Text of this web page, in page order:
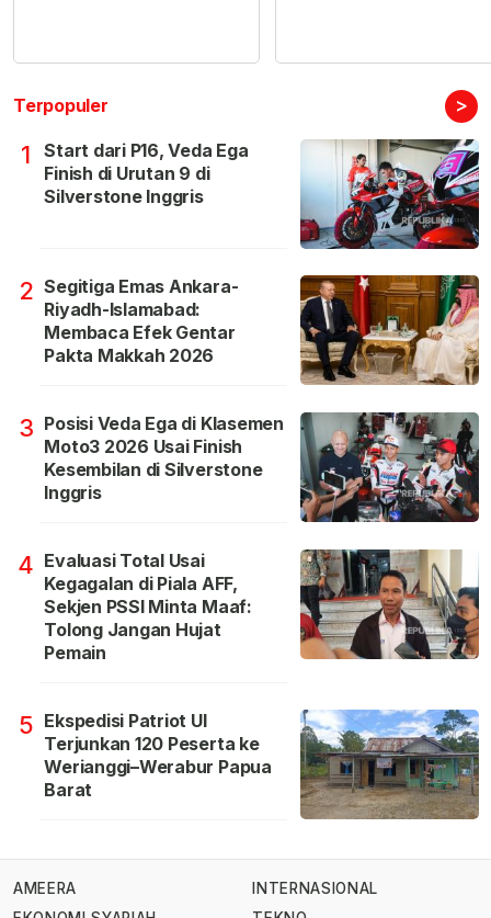
Terpopuler >
1
Start dari P16, Veda Ega
Finish di Urutan 9 di
Silverstone Inggris
2 Segitiga Emas Ankara-
Riyadh-Islamabad:
Membaca Efek Gentar
Pakta Makkah 2026
3 Posisi Veda Ega di Klasemen
Moto3 2026 Usai Finish
Kesembilan di Silverstone
Inggris
4 Evaluasi Total Usai
Kegagalan di Piala AFF,
Sekjen PSSI Minta Maaf:
Tolong Jangan Hujat
Pemain
5 Ekspedisi Patriot UI
Terjunkan 120 Peserta ke
Werianggi–Werabur Papua
Barat
AMEERA
INTERNASIONAL